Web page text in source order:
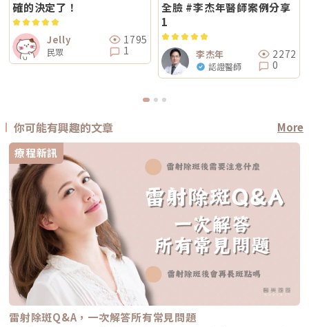
確的決定了！
Jelly
民眾
1795
1
全臉 #李杰年醫師案例分享
1
李杰年
認證醫師
2272
0
你可能有興趣的文章
More
療程新訊
雷射除斑Q&A，一次解答所有常見問題